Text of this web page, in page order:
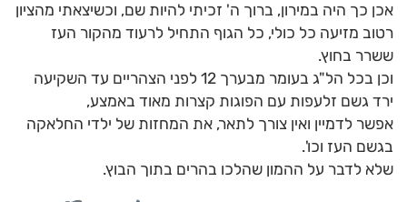
אכן כך היה במירון, ברוך ה' זכיתי להיות שם, וכשיצאתי מהציון
רטוב מזיעה כל כולי, כל הגוף התחיל לרעוד מהקור העז
ששרר בחוץ.
וכן בכל הל"ג בעומר מבערך 12 לפני הצהריים עד השקיעה
ירד גשם זלעפות עם הפוגות קצרות מאוד באמצע,
אפשר לדמיין ואין צורך לתאר, את המחזות של ילדי החלאקה
בגשם העז וכו'.
שלא לדבר על ההמון שהלכו בהרים בתוך הבוץ.